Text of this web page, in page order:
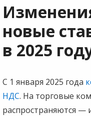
новые
в 2025
С 1 января 2025 года
НДС. На торговые
распространяются —